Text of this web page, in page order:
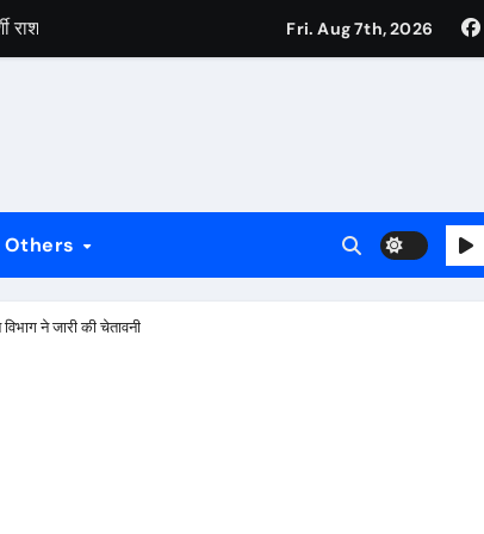
वितरण के दिए निर्देश
हुई तेज, 9 अगस्त को साकची नेताजी सुभाष मैदान से निकलेगी विशाल
कंपनी की टीम क्षेत्र का निरीक्षण कर कार्य शुरु करवाएगीःसीनियर
का किया आह्वान
मांग
Fri. Aug 7th, 2026
Others
ने जारी की चेतावनी